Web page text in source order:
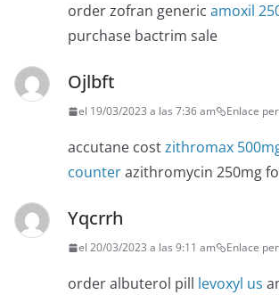
order zofran generic amoxil
purchase bactrim sale
Ojlbft
el 19/03/2023 a las 7:36 am Enlace
accutane costzithromax
counterazithromycin 250mg
Yqcrrh
el 20/03/2023 a las 9:11 am Enlace
order albuterol pill levoxyl us